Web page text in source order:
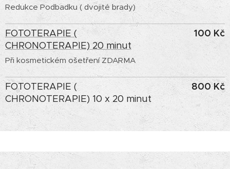
Redukce Podbadku ( dvojité brady)
FOTOTERAPIE (
CHRONOTERAPIE) 20 minut
Při kosmetickém ošetření ZDARMA
100 Kč
FOTOTERAPIE (
CHRONOTERAPIE) 10 x 20 minut
800 Kč